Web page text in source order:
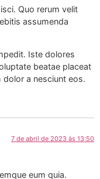
Quo rerum velit
assumenda
Iste dolores
beatae placeat
a nesciunt eos.
7 de abril de 2023 às 13:50
eum quia.